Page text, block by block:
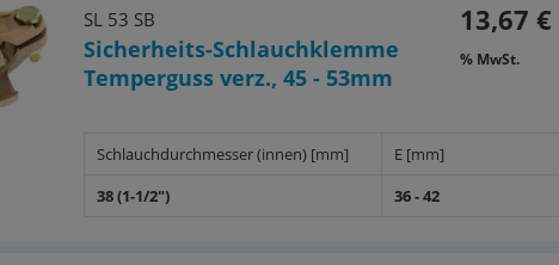
SL 53 SB
Sicherheits-Schlauchklemme
Temperguss verz., 45 - 53mm
13,67 €
% MwSt.
Schlauchdurchmesser (innen) [mm] E [mm]
38 (1-1/2")
36 - 42